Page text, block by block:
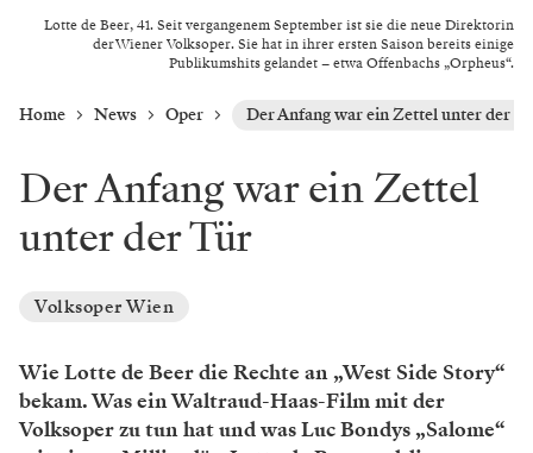
Lotte de Beer, 41. Seit vergangenem September ist sie die neue Direktorin
der Wiener Volksoper. Sie hat in ihrer ersten Saison bereits einige
Publikumshits gelandet – etwa Offenbachs „Orpheus“.
Home News Oper Der Anfang war ein Zettel unter der
Der Anfang war ein Zettel
unter der Tür
Volksoper Wien
Wie Lotte de Beer die Rechte an „West Side Story“
bekam. Was ein Waltraud-Haas-Film mit der
Volksoper zu tun hat und was Luc Bondys „Salome“